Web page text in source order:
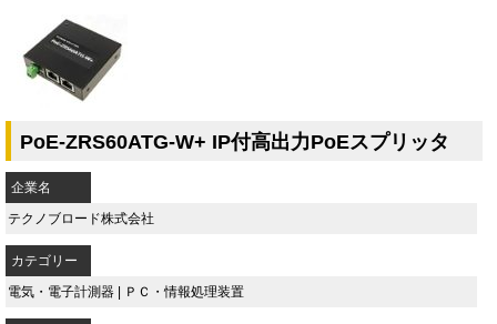
PoE-ZRS60ATG-W+ IP付高出力PoEスプリッタ
企業名
テクノブロード株式会社
カテゴリー
電気・電子計測器 | ＰＣ・情報処理装置